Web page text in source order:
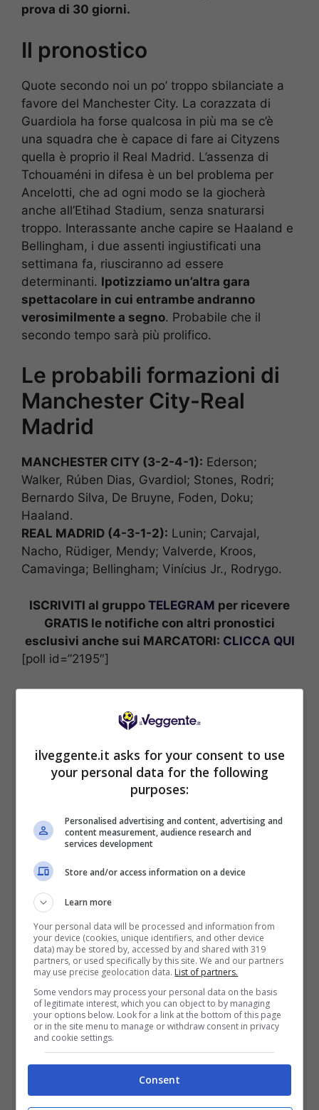
prova di 30 giorni.
Il pronostico
Quote secondo noi un po’ troppo sbilanciate a
favore del Manchester City. La corazzata di
Guardiola ha forse qualcosa in più ma se c’è
una squadra che è capace di fare ai Cityzens
quella è proprio il Real Madrid. L’assenza di
Tchouaméni in difesa è un bel problema per
Ancelotti, che ad ogni modo se la giocherà
anche all’Etihad Stadium, senza snaturarsi
troppo. Interassante anche capire se Haaland e
Bellingham, i due assenti ingiustificati una
settimana fa, riusciranno ad essere
determinanti. Ipotizziamo un’altra gara
spettacolare in cui entrambe andranno
verosimilmente a segno. Probabile che il
secondo tempo sarà più prolifico.
Le probabili formazioni di
Manchester City-Real
Madrid
MANCHESTER CITY (3-2-4-1): Ederson;
Walker, Rúben Dias, Gvardiol; Stones, Rodri;
Bernardo Silva, De Bruyne, Foden, Doku;
Haaland.
REAL MADRID (4-3-1-2): Lunin; Carvajal,
Nacho, Rüdiger, Mendy; Valverde, Kroos,
Camavinga; Bellingham; Vinícius Jr., Rodrygo.
ISCRIVITI al gruppo TELEGRAM per ricevere
GRATIS le notifiche con altri pronostici
esclusivi anche sui MARCATORI: CLICCA QUI
[poll id=”2195″]
BONUS SPORTBET: 100€ SUBITO
rimborso
Bonus 50€ senza deposito sport + fino a 50€ di
Mostra Informazioni
BONUS BENVENUTO GOLDBET: 2.050€
ilveggente.it asks for your consent to use
your personal data for the following
purposes:
Personalised advertising and content, advertising and
content measurement, audience research and
services development
Store and/or access information on a device
Learn more
Your personal data will be processed and information from
your device (cookies, unique identifiers, and other device
data) may be stored by, accessed by and shared with 319
partners, or used specifically by this site. We and our partners
may use precise geolocation data. List of partners.
Some vendors may process your personal data on the basis
of legitimate interest, which you can object to by managing
your options below. Look for a link at the bottom of this page
or in the site menu to manage or withdraw consent in privacy
and cookie settings.
Consent